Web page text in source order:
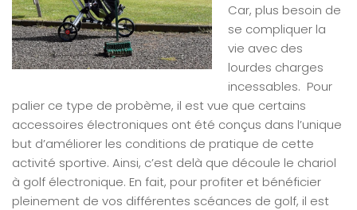
Car, plus besoin de
se compliquer la
vie avec des
lourdes charges
incessables. Pour
palier ce type de probème, il est vue que certains
accessoires électroniques ont été conçus dans l’unique
but d’améliorer les conditions de pratique de cette
activité sportive. Ainsi, c’est delà que découle le chariol
à golf électronique. En fait, pour profiter et bénéficier
pleinement de vos différentes scéances de golf, il est